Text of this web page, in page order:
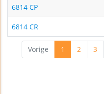
6814 CP
6814 CR
Vorige 1 2 3